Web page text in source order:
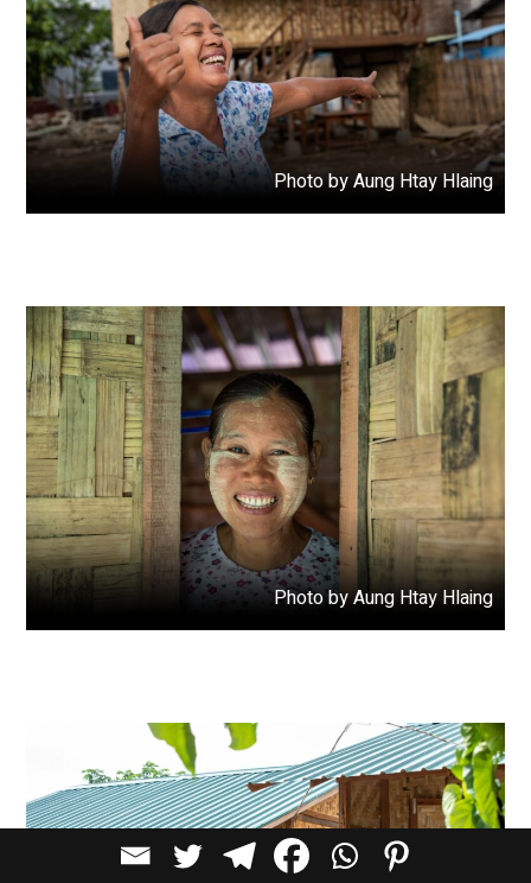
Photo by Aung Htay Hlaing
Photo by Aung Htay Hlaing